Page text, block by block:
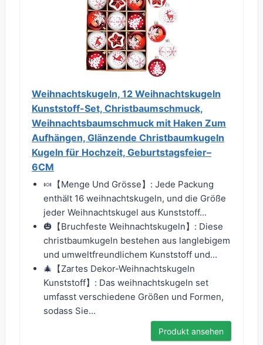
Weihnachtskugeln, 12 Weihnachtskugeln
Kunststoff-Set, Christbaumschmuck,
Weihnachtsbaumschmuck mit Haken Zum
Aufhängen, Glänzende Christbaumkugeln
Kugeln für Hochzeit, Geburtstagsfeier–
6CM
🍬【Menge Und Grösse】: Jede Packung
enthält 16 weihnachtskugeln, und die Größe
jeder Weihnachtskugel aus Kunststoff...
🎃【Bruchfeste Weihnachtskugeln】: Diese
christbaumkugeln bestehen aus langlebigem
und umweltfreundlichem Kunststoff und...
🎄【Zartes Dekor-Weihnachtskugeln
Kunststoff】: Das weihnachtskugeln set
umfasst verschiedene Größen und Formen,
sodass Sie...
Produkt ansehen